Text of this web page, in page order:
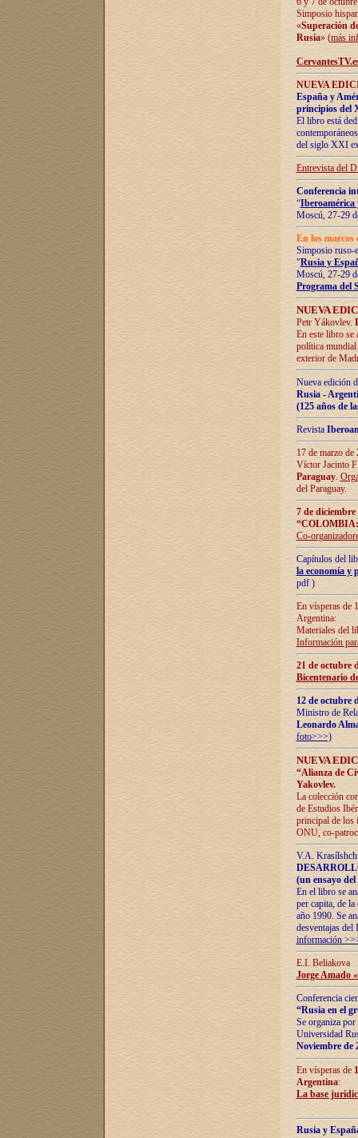
Simposio
«Superación
Rusia» (más
NUEVA
España y
principios del
El libro está
del siglo XXI
Entrevista del
Conferencia
“Iberoamérica
Moscú, 27-29
En los marcos
Simposio ruso-
"Rusia y
Moscú, 27-29
Programa del
NUEVA
Petr Yákovlev.
En este libro se
política mundial
exterior de
Nueva edición
Rusia -
(125 años de
Revista
17 de marzo
Víctor Jacinto
Paraguay.
del Paraguay.
7 de
Co-
Capítulos del
la economía y
pdf )
En vísperas de
Argentina:
Materiales del
Información
21 de octubre
Bicentenario
12 de octubre
Ministro de
Leonardo
foto>>>)
NUEVA
“Alianza de
Yakovlev.
La colección
de Estudios
principal de los
ONU, co-
V.A.
(un ensayo
En el libro se
per capita, de
año 1990. Se
desventajas
información
E.I. Beliakova
Jorge Amado
Conferencia
“Rusia en el
Se organiza
Universidad
Noviembre de
En vísperas de
Argentina:
La base
Rusia y